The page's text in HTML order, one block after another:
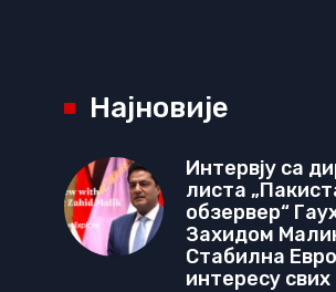
Најновије
Интервју са
листа
обзервер“
Захидом
Стабилна
интересу свих